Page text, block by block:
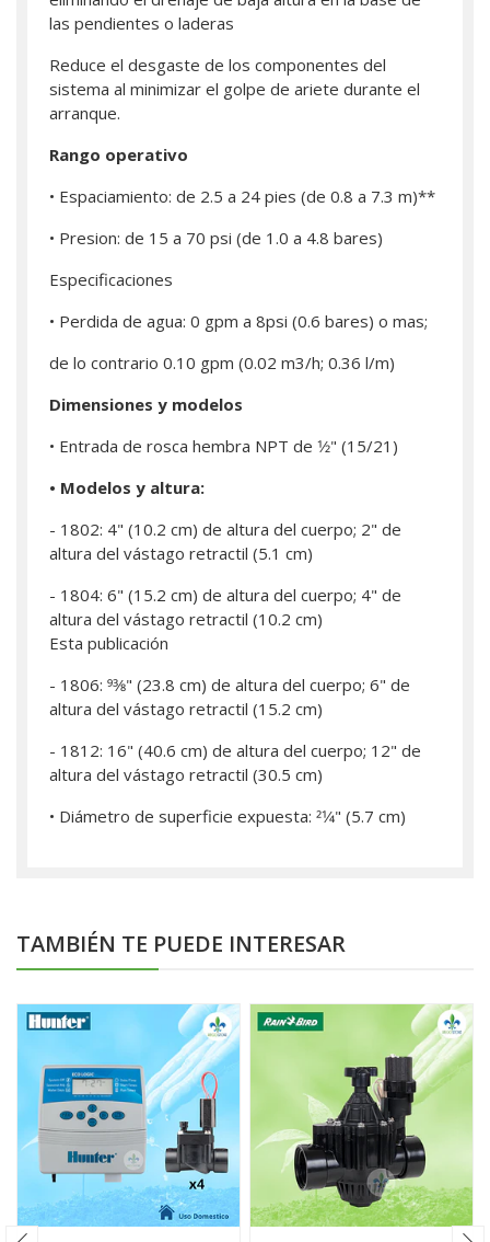
las pendientes o laderas
Reduce el desgaste de los componentes del
sistema al minimizar el golpe de ariete durante el
arranque.
Rango operativo
• Espaciamiento: de 2.5 a 24 pies (de 0.8 a 7.3 m)**
• Presion: de 15 a 70 psi (de 1.0 a 4.8 bares)
Especificaciones
• Perdida de agua: 0 gpm a 8psi (0.6 bares) o mas;
de lo contrario 0.10 gpm (0.02 m3/h; 0.36 l/m)
Dimensiones y modelos
• Entrada de rosca hembra NPT de 1⁄2" (15/21)
• Modelos y altura:
- 1802: 4" (10.2 cm) de altura del cuerpo; 2" de
altura del vástago retractil (5.1 cm)
- 1804: 6" (15.2 cm) de altura del cuerpo; 4" de
altura del vástago retractil (10.2 cm)
Esta publicación
- 1806: 93⁄8" (23.8 cm) de altura del cuerpo; 6" de
altura del vástago retractil (15.2 cm)
- 1812: 16" (40.6 cm) de altura del cuerpo; 12" de
altura del vástago retractil (30.5 cm)
• Diámetro de superficie expuesta: 21⁄4" (5.7 cm)
TAMBIÉN TE PUEDE INTERESAR